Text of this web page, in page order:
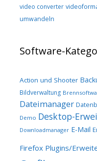
video converter
umwandeln
Software-
Action und Shooter
Bildverwaltung
Dateimanager
Demo Desktop-
Downloadmanager E-Mail
Firefox Plugins/